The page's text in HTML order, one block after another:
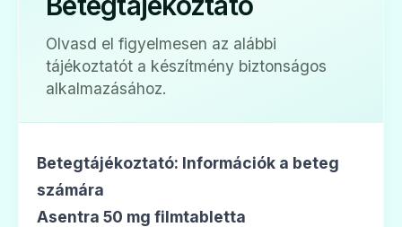
Olvasd el figyelmesen az alábbi
tájékoztatót a készítmény biztonságos
alkalmazásához.
Betegtájékoztató: Információk a beteg
számára
Asentra 50 mg filmtabletta